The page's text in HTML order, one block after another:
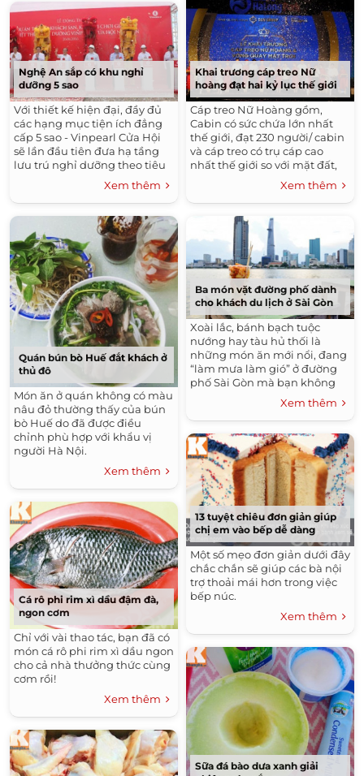
Nghệ An sắp có khu nghỉ
dưỡng 5 sao
Với thiết kế hiện đại, đầy đủ
các hạng mục tiện ích đẳng
cấp 5 sao - Vinpearl Cửa Hội
sẽ lần đầu tiên đưa hạ tầng
lưu trú nghỉ dưỡng theo tiêu
chuẩn quốc tế tại Nghệ An.
Xem thêm
Quán bún bò Huế đắt khách ở
thủ đô
Món ăn ở quán không có màu
nâu đỏ thường thấy của bún
bò Huế do đã được điều
chỉnh phù hợp với khẩu vị
người Hà Nội.
Xem thêm
Cá rô phi rim xì dầu đậm đà,
ngon cơm
Chỉ với vài thao tác, bạn đã có
món cá rô phi rim xì dầu ngon
cho cả nhà thưởng thức cùng
cơm rồi!
Xem thêm
Khai trương cáp treo Nữ
hoàng đạt hai kỷ lục thế giới
Cáp treo Nữ Hoàng gồm,
Cabin có sức chứa lớn nhất
thế giới, đạt 230 người/ cabin
và cáp treo có trụ cáp cao
nhất thế giới so với mặt đất,
trụ cáp T1 cao 188,88 m chính
thức đi vào hoạt động.
Xem thêm
Ba món vặt đường phố dành
cho khách du lịch ở Sài Gòn
Xoài lắc, bánh bạch tuộc
nướng hay tàu hủ thối là
những món ăn mới nổi, đang
“làm mưa làm gió” ở đường
phố Sài Gòn mà bạn không
thể bỏ qua khi ghé thăm
Xem thêm
13 tuyệt chiêu đơn giản giúp
chị em vào bếp dễ dàng
Một số mẹo đơn giản dưới đây
chắc chắn sẽ giúp các bà nội
trợ thoải mái hơn trong việc
bếp núc.
Xem thêm
Sữa đá bào dưa xanh giải